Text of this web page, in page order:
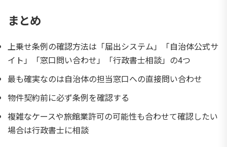
まとめ
上乗せ条例の確認方法は「届出システム」「自治体公式サ
イト」「窓口問い合わせ」「行政書士相談」の4つ
最も確実なのは自治体の担当窓口への直接問い合わせ
物件契約前に必ず条例を確認する
複雑なケースや旅館業許可の可能性も合わせて確認したい
場合は行政書士に相談